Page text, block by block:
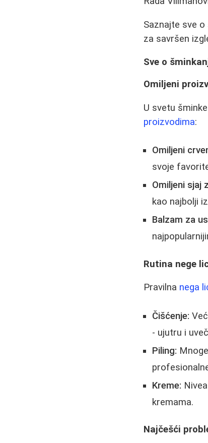
Saznajte sve
za savršen
Sve o
Omiljeni
U svetu
proizvodima:
Omiljeni
svoje
Omiljeni sjaj
kao najbolji
Balzam za
Rutina nege
Pravilna nega
Čišćenje:
- ujutru i
Piling:
Kreme:
kremama.
Najčešći